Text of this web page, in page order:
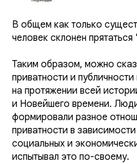
В общем как только
человек склонен
Таким образом, можно
приватности и
на протяжении всей
и Новейшего времени.
формировали разное
приватности в
социальных и
испытывал это по-своему.